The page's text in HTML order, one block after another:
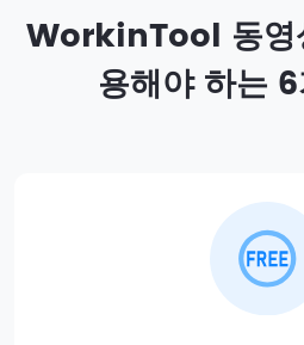
WorkinTool 동영
용해야 하는